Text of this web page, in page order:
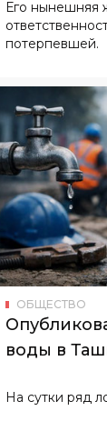
ОБЩЕСТВО
воды в
На сутки ряд